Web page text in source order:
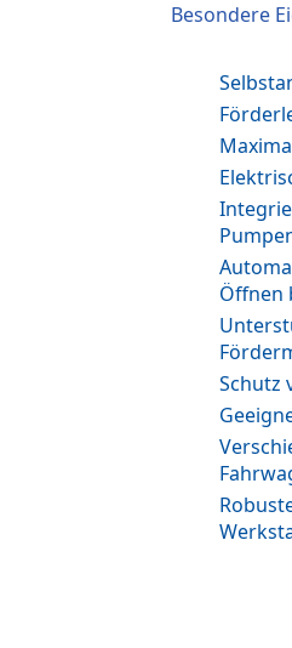
Besondere
Öffnen
Schutz